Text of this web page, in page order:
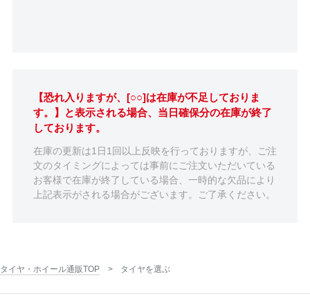
【恐れ入りますが、[○○]は在庫が不足しておりま
す。】と表示される場合、当日確保分の在庫が終了
しております。
在庫の更新は1日1回以上反映を行っておりますが、ご注
文のタイミングによっては事前にご注文いただいている
お客様で在庫が終了している場合、一時的な欠品により
上記表示がされる場合がございます。ご了承ください。
タイヤ・ホイール通販TOP タイヤを選ぶ